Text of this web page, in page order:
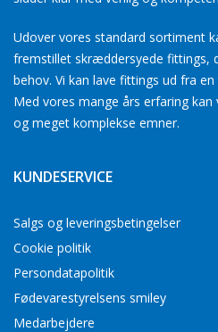
Udover vores standard sortiment
fremstillet skræddersyede fittings,
behov. Vi kan lave fittings ud fra
Med vores mange års erfaring
og meget komplekse emner.
KUNDESERVICE
Salgs og leveringsbetingelser
Cookie politik
Persondatapolitik
Fødevarestyrelsens smiley
Medarbejdere